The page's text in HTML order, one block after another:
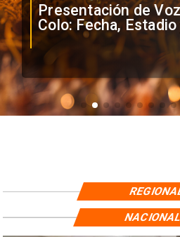
Presentación de
Colo: Fecha,
NACIONAL